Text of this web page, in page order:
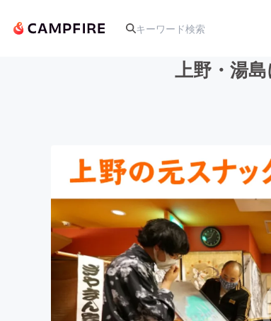
アート・写真
テクノロジー・ガジェット
映像・映画
ビジネス・起業
上野・湯